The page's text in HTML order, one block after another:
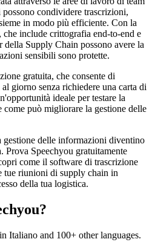
condividere trascrizioni,
in modo più efficiente. Con la
include crittografia end-to-end e
Supply Chain possono avere la
sensibili sono protette.
gratuita, che consente di
giorno senza richiedere una carta di
ideale per testare la
come può migliorare la gestione delle
gestione delle informazioni diventino
Prova Speechyou gratuitamente
come il software di trascrizione
tue riunioni di supply chain in
della tua logistica.
Italiano and 100+ other languages.